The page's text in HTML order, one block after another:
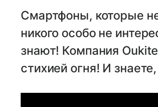
Смартфоны, которые
никого особо не
знают! Компания
стихией огня! И